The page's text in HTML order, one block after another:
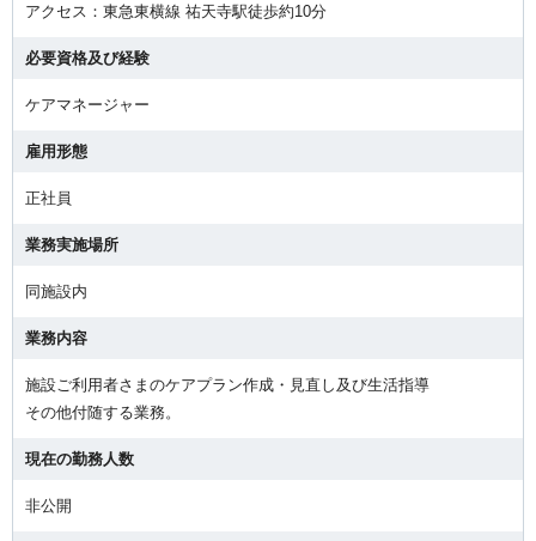
アクセス：東急東横線 祐天寺駅徒歩約10分
必要資格及び経験
ケアマネージャー
雇用形態
正社員
業務実施場所
同施設内
業務内容
施設ご利用者さまのケアプラン作成・見直し及び生活指導
その他付随する業務。
現在の勤務人数
非公開